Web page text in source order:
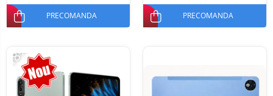
PRECOMANDA PRECOMANDA
-18%